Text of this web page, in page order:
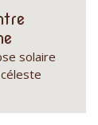
solaire